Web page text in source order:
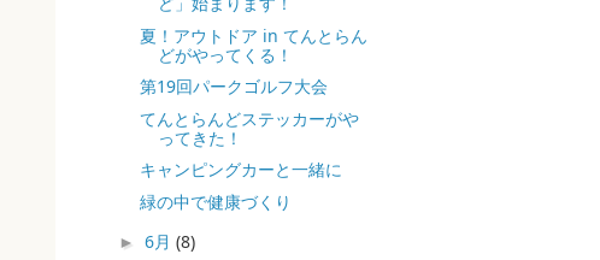
夏！アウトドア in てんとらん
どがやってくる！
第19回パークゴルフ大会
てんとらんどステッカーがや
ってきた！
キャンピングカーと一緒に
緑の中で健康づくり
► 6月 (8)